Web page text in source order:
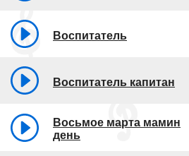
Воспитатель
Воспитатель капитан
Восьмое марта мамин
день